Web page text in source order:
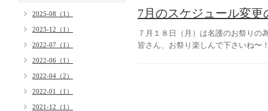
7月のスケジュール変更
７月１８日（月）は名護のお祭りの
皆さん、お祭り楽しんで下さいね〜
2025-08（1）
2023-12（1）
2022-07（1）
2022-06（1）
2022-04（2）
2022-01（1）
2021-12（1）